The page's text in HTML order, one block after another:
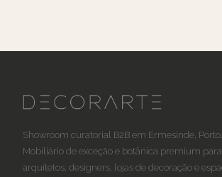
Showroom curatorial B2B em Ermesinde, Porto.
Mobiliário de exceção e botânica premium para
arquitetos, designers, lojas de decoração e